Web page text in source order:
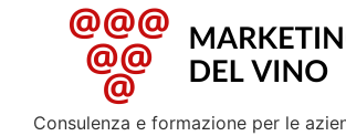
Consulenza e formazione per le